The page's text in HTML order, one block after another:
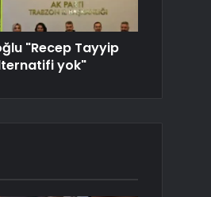
"Recep Tayyip
yok"